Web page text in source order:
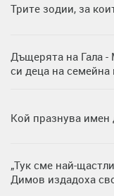
Трите зодии, за
Дъщерята на Гала
си деца на
Кой празнува имен
„Тук сме най-
Димов издадоха